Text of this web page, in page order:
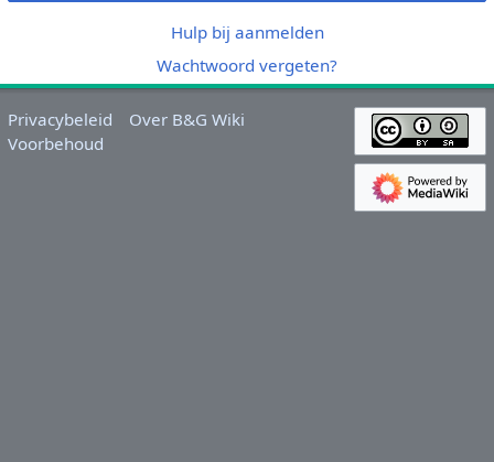
Hulp bij aanmelden
Wachtwoord vergeten?
Privacybeleid
Over B&G Wiki
Voorbehoud